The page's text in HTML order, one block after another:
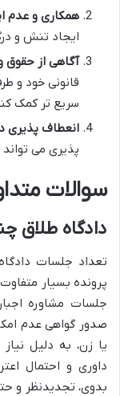
همکاری و عدم
ایجاد تنش و
آگاهی از حقوق
قانونی خود و
سریع تر کمک
انعطاف پذیری
پذیری می
سوالات
دادگاه طلاق
تعداد جلسات
پرونده بسیار
جلسات مشاوره
صدور گواهی عدم
یا زن، به دلیل
داوری و احتمال
بدوی، تجدیدنظر و